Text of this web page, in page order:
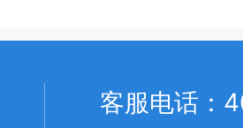
客服电话：